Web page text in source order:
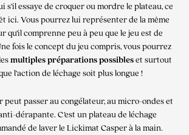
essaye de croquer ou mordre le plateau, ce
ici. Vous pourrez lui représenter de la même
qu’il comprenne peu à peu que le jeu est de
fois le concept du jeu compris, vous pourrez
multiples préparations possibleset surtout
l’action de léchage soit plus longue !
peut passer au congélateur, au micro-ondes et
dérapante. C’est un plateau de léchage
de laver le Lickimat Casper à la main.